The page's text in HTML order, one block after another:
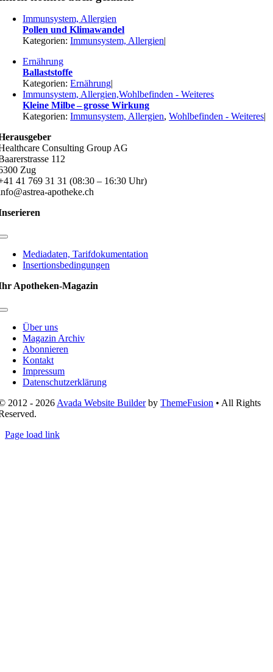
Immunsystem, Allergien
Pollen und Klimawandel
Kategorien:Immunsystem, Allergien|
Ernährung
Ballaststoffe
Kategorien:Ernährung|
Immunsystem, Allergien,Wohlbefinden - Weiteres
Kleine Milbe – grosse Wirkung
Kategorien:Immunsystem, Allergien,Wohlbefinden - Weiteres|
Consulting Group AG
112
Zug
41 769 31 31 (08:30 – 16:30 Uhr)
apotheke.ch
Toggle
NavigationMediadaten, Tarifdokumentation
Insertionsbedingungen
Apotheken-Magazin
Toggle
NavigationÜber uns
Magazin Archiv
Abonnieren
Kontakt
Impressum
Datenschutzerklärung
2012 - 2026 Avada Website BuilderbyThemeFusion • All Rights
Page load link